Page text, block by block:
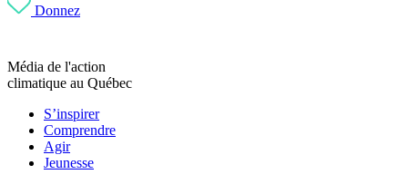
Donnez
Média de l'action
climatique au Québec
S’inspirer
Comprendre
Agir
Jeunesse